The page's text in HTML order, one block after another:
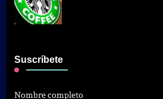
Suscríbete
Nombre completo